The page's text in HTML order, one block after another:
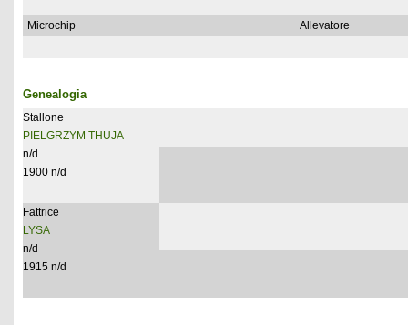
Microchip Allevatore
Genealogia
Stallone
PIELGRZYM THUJA
n/d
1900 n/d
Fattrice
LYSA
n/d
1915 n/d